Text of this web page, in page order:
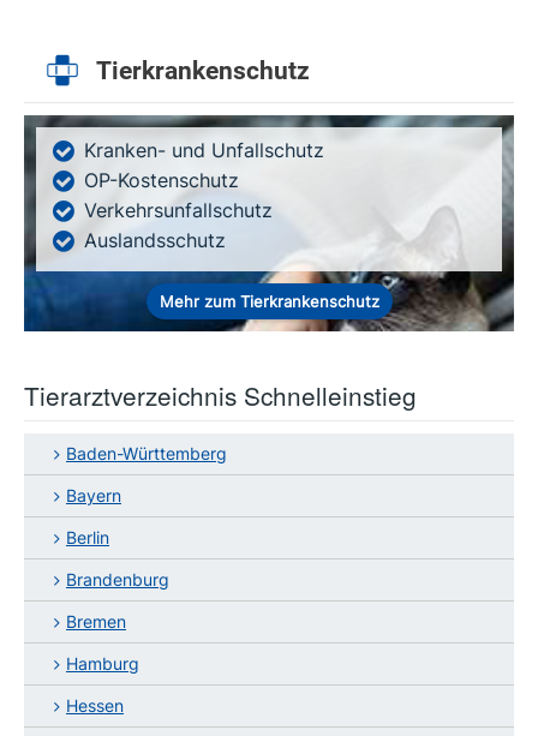
Tierkrankenschutz
Kranken- und Unfallschutz
OP-Kostenschutz
Verkehrsunfallschutz
Auslandsschutz
Mehr zum Tierkrankenschutz
Tierarztverzeichnis Schnelleinstieg
Baden-Württemberg
Bayern
Berlin
Brandenburg
Bremen
Hamburg
Hessen